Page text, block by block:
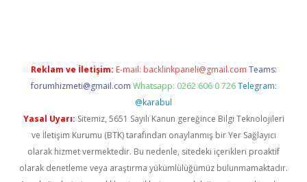
Reklam ve İletişim: E-mail: backlinkpaneli@gmail.com Teams:
forumhizmeti@gmail.com Whatsapp: 0262 606 0 726 Telegram:
@karabul
Yasal Uyarı: Sitemiz, 5651 Sayılı Kanun gereğince Bilgi Teknolojileri
ve İletişim Kurumu (BTK) tarafından onaylanmış bir Yer Sağlayıcı
olarak hizmet vermektedir. Bu nedenle, sitedeki içerikleri proaktif
olarak denetleme veya araştırma yükümlülüğümüz bulunmamaktadır.